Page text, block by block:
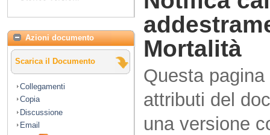
Azioni documento
Scarica il Documento
Collegamenti
Copia
Discussione
Email
Mortalità
Questa
attributi del
una versione